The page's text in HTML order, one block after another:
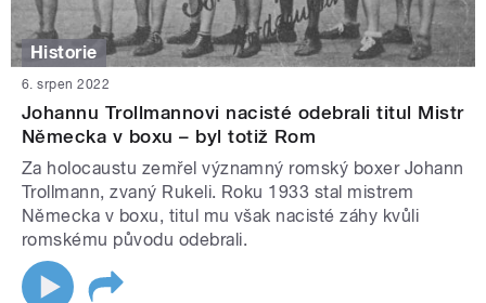
Historie
6. srpen 2022
Johannu Trollmannovi nacisté odebrali titul Mistr
Německa v boxu – byl totiž Rom
Za holocaustu zemřel významný romský boxer Johann
Trollmann, zvaný Rukeli. Roku 1933 stal mistrem
Německa v boxu, titul mu však nacisté záhy kvůli
romskému původu odebrali.